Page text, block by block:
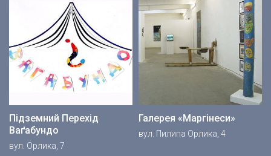
Підземний Перехід
Ваґабундо
вул. Орлика, 7
Галерея «Маргінеси»
вул. Пилипа Орлика, 4